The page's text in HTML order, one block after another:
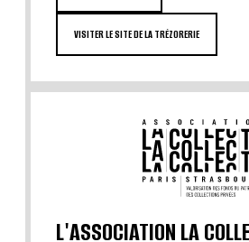
VISITER LE SITE DE LA TRÉZORERIE
L'ASSOCIATION LA